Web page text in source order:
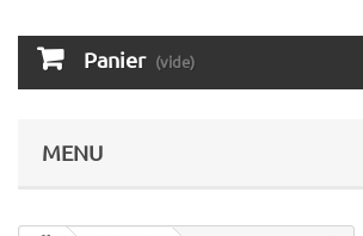
Panier (vide)
MENU